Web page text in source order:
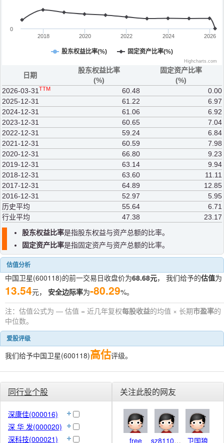
股东权益比率(%) 固定资产比率(%)
2018 2020 2022 2024 2026
0
Highcharts.com
日期
股东权益比率
(%)
固定资产比率
(%)
2026-03-31 TTM 60.48
0.00
2025-12-31
61.22
6.97
2024-12-31
61.06
6.92
2023-12-31
60.65
7.04
2022-12-31
59.24
6.84
2021-12-31
60.59
7.98
2020-12-31
66.80
9.23
2019-12-31
63.14
9.94
2018-12-31
63.60
11.11
2017-12-31
64.89
12.85
2016-12-31
52.97
5.95
历史平均
55.64
6.71
行业平均
47.38
23.17
股东权益比率是指股东权益与资产总额的比率。
固定资产比率是指固定资产与资产总额的比率。
估值分析
中国卫星(600118)的前一交易日收盘价为68.68元， 我们给予的估值为
13.54元， 安全边际率为-80.29%。
注：估值公式为 — 估值 = 近几年复权每股收益的均值 × 长期市盈率的
中位数。
爱股评级
我们给予中国卫星(600118)高估评级。
同行业个股
深康佳(000016)
深 华 发(000020)
深科技(000021)
关注此股的网友
free sz81101099 卫国狼